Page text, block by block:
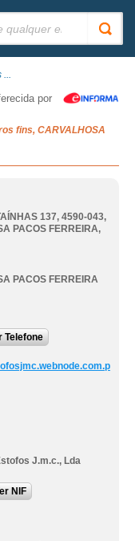
...
por
fins, CARVALHOSA
137, 4590-043,
PACOS FERREIRA,
PACOS FERREIRA
Telefone
J.m.c., Lda
NIF